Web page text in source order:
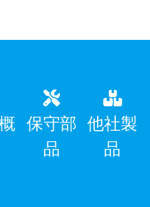
保守部
品
他社製
品